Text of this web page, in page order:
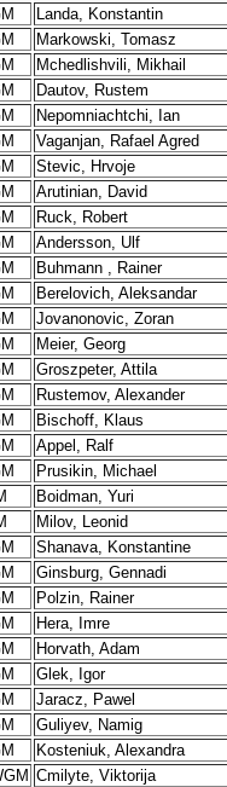
Landa, Konstantin
Markowski, Tomasz
Mchedlishvili, Mikhail
Dautov, Rustem
Nepomniachtchi, Ian
Vaganjan, Rafael Agred
Stevic, Hrvoje
Arutinian, David
Ruck, Robert
Andersson, Ulf
Buhmann , Rainer
Berelovich, Aleksandar
Jovanonovic, Zoran
Meier, Georg
Groszpeter, Attila
Rustemov, Alexander
Bischoff, Klaus
Appel, Ralf
Prusikin, Michael
Boidman, Yuri
Milov, Leonid
Shanava, Konstantine
Ginsburg, Gennadi
Polzin, Rainer
Hera, Imre
Horvath, Adam
Glek, Igor
Jaracz, Pawel
Guliyev, Namig
Kosteniuk, Alexandra
Cmilyte, Viktorija